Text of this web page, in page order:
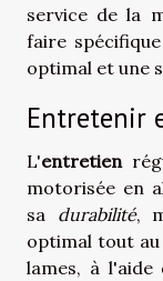
service de la
faire
optimal et une
Entretenir
L'entretien
motorisée en
sa durabilité,
optimal tout
lames, à